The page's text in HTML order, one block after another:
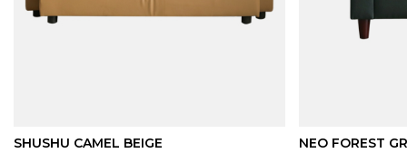
NEO FOREST GREEN FLAT SAND